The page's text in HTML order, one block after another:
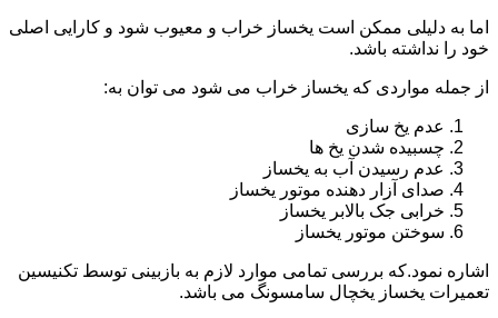
اما به دلیلی ممکن است یخساز خراب و معیوب شود و کارایی اصلی
خود را نداشته باشد.
از جمله مواردی که یخساز خراب می شود می توان به:
عدم یخ سازی
چسبیده شدن یخ ها
عدم رسیدن آب به یخساز
صدای آزار دهنده موتور یخساز
خرابی جک بالابر یخساز
سوختن موتور یخساز
اشاره نمود.که بررسی تمامی موارد لازم به بازبینی توسط تکنیسین
تعمیرات یخساز یخچال سامسونگ می باشد.